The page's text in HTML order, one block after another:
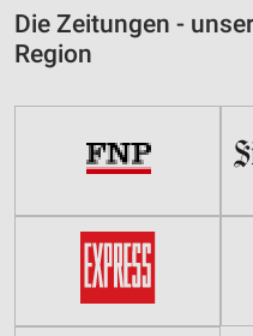
Die Zeitungen -
Region